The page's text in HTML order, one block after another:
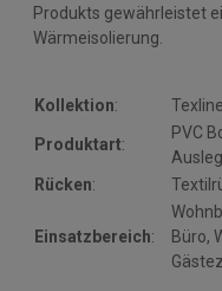
Produkts gewährleistet
Wärmeisolierung.
Kollektion:
Produktart:
PVC
Rücken:
Einsatzbereich:
Büro,